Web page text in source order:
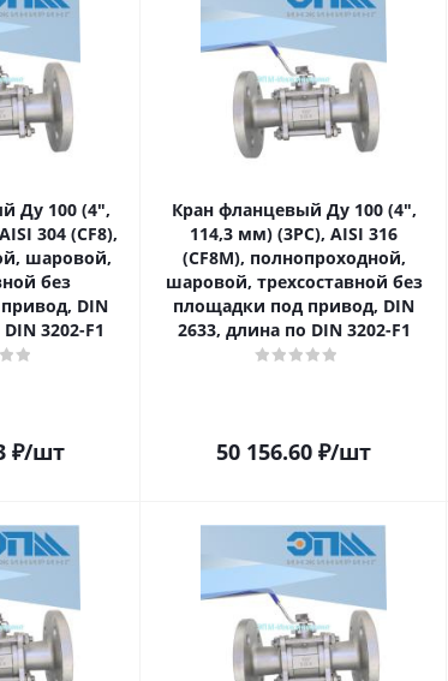
Ду 100 (4ʺ,
304 (CF8),
шаровой,
без
DIN
3202-F1
₽/шт
Кран фланцевый Ду 100 (4ʺ,
114,3 мм) (3PC), AISI 316
(CF8М), полнопроходной,
шаровой, трехсоставной без
площадки под привод, DIN
2633, длина по DIN 3202-F1
50 156.60 ₽/шт